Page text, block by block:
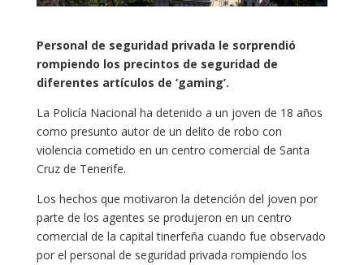
Personal de seguridad privada le sorprendió
rompiendo los precintos de seguridad de
diferentes artículos de ‘gaming’.
La Policía Nacional ha detenido a un joven de 18 años
como presunto autor de un delito de robo con
violencia cometido en un centro comercial de Santa
Cruz de Tenerife.
Los hechos que motivaron la detención del joven por
parte de los agentes se produjeron en un centro
comercial de la capital tinerfeña cuando fue observado
por el personal de seguridad privada rompiendo los